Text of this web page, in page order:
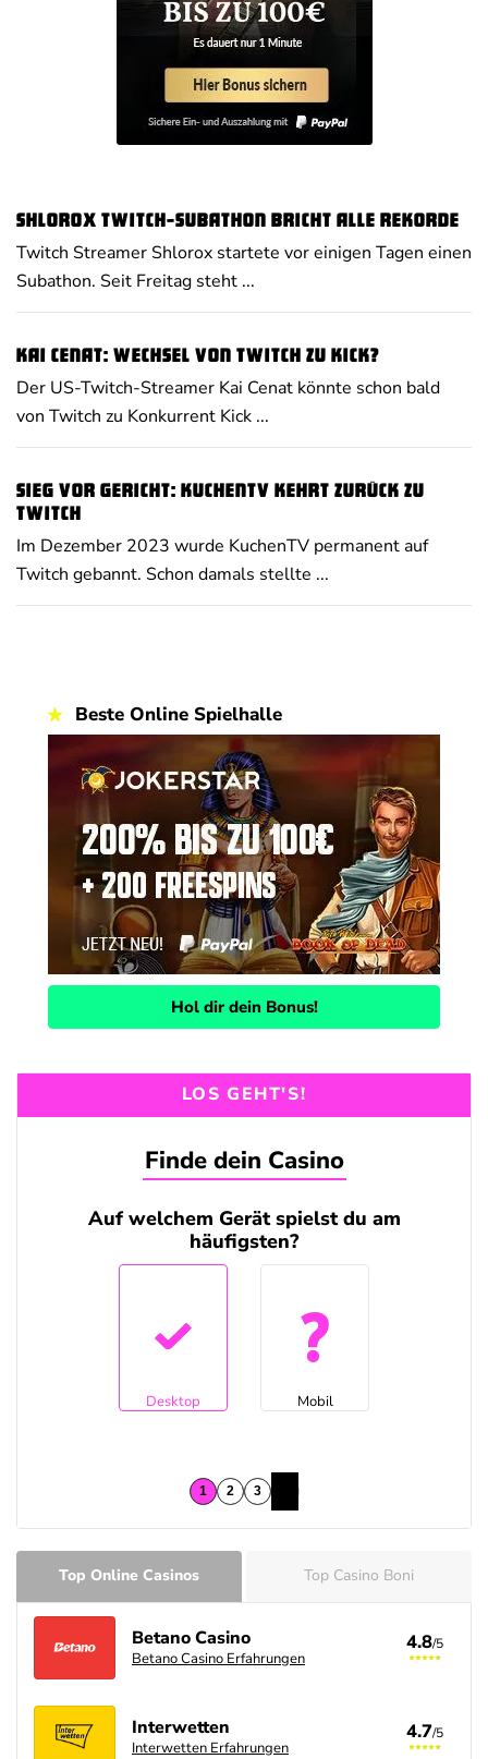
Shlorox Twitch-Subathon bricht alle Rekorde
Twitch Streamer Shlorox startete vor einigen Tagen einen
Subathon. Seit Freitag steht ...
Kai Cenat: Wechsel von Twitch zu Kick?
Der US-Twitch-Streamer Kai Cenat könnte schon bald
von Twitch zu Konkurrent Kick ...
Sieg vor Gericht: KuchenTV kehrt zurück zu
Twitch
Im Dezember 2023 wurde KuchenTV permanent auf
Twitch gebannt. Schon damals stellte ...
Beste Online Spielhalle
Hol dir dein Bonus!
LOS GEHT'S!
Finde dein Casino
Auf welchem Gerät spielst du am
häufigsten?
Desktop Mobil
Top Online Casinos Top Casino Boni
Betano Casino
Betano Casino Erfahrungen
4.8/5
Interwetten
Interwetten Erfahrungen
4.7/5